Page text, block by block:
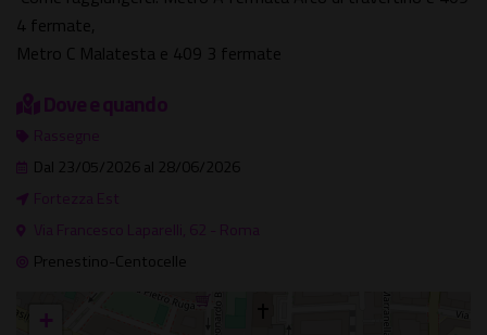
4 fermate,
Metro C Malatesta e 409 3 fermate
Dove e quando
Rassegne
Dal 23/05/2026 al 28/06/2026
Fortezza Est
Via Francesco Laparelli, 62 - Roma
Prenestino-Centocelle
+